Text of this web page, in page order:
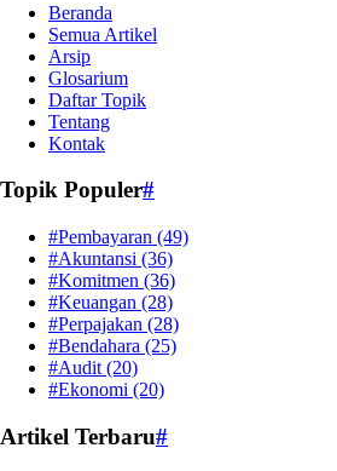
Beranda
Semua Artikel
Arsip
Glosarium
Daftar Topik
Tentang
Kontak
Topik Populer#
#Pembayaran (49)
#Akuntansi (36)
#Komitmen (36)
#Keuangan (28)
#Perpajakan (28)
#Bendahara (25)
#Audit (20)
#Ekonomi (20)
Artikel Terbaru#